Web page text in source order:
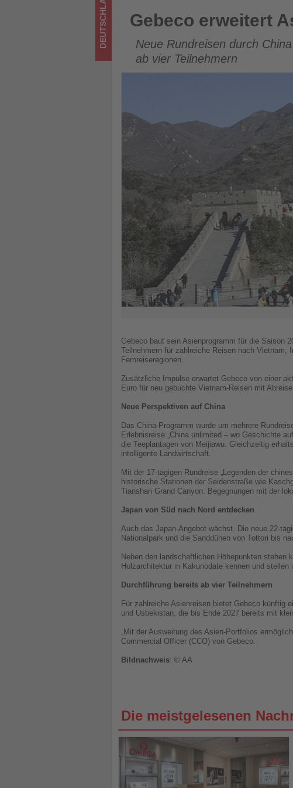
Gebeco erweitert Asienprogramm
DEUTSCHLAND Gebeco erweitert
Neue Rundreisen durch
ab vier Teilnehmern
Gebeco baut sein Asienprogramm für die Saison
Teilnehmern für zahlreiche Reisen nach Vietnam,
Fernreiseregionen.
Zusätzliche Impulse erwartet Gebeco von einer
Euro für neu gebuchte Vietnam-Reisen mit
Neue Perspektiven auf China
Das China-Programm wurde um mehrere
Erlebnisreise „China unlimited – wo Geschichte
die Teeplantagen von Meijiawu. Gleichzeitig
intelligente Landwirtschaft.
Mit der 17-tägigen Rundreise „Legenden der
historische Stationen der Seidenstraße wie
Tianshan Grand Canyon. Begegnungen mit der
Japan von Süd nach Nord entdecken
Auch das Japan-Angebot wächst. Die neue 22-
Nationalpark und die Sanddünen von Tottori bis
Neben den landschaftlichen Höhepunkten
Holzarchitektur in Kakunodate kennen und
Durchführung bereits ab vier Teilnehmern
Für zahlreiche Asienreisen bietet Gebeco künftig
und Usbekistan, die bis Ende 2027 bereits mit
„Mit der Ausweitung des Asien-Portfolios
Commercial Officer (CCO) von Gebeco.
Bildnachweis: © AA
Die meistgelesenen